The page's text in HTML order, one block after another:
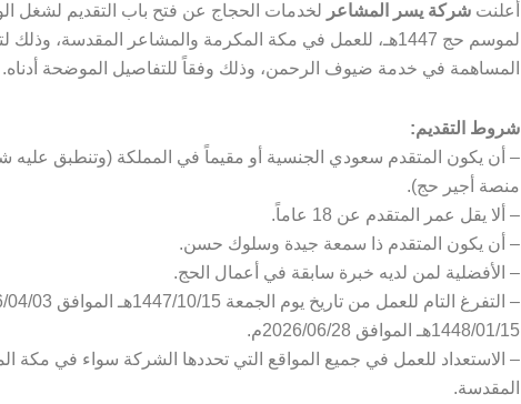
أعلنت شركة يسر المشاعر لخدمات الحجاج عن فتح باب التقديم لشغل
لموسم حج 1447هـ، للعمل في مكة المكرمة والمشاعر المقدسة،
المساهمة في خدمة ضيوف الرحمن، وذلك وفقاً للتفاصيل الموضحة أدناه.
شروط التقديم:
– أن يكون المتقدم سعودي الجنسية أو مقيماً في المملكة (وتنطبق
منصة أجير حج).
– ألا يقل عمر المتقدم عن 18 عاماً.
– أن يكون المتقدم ذا سمعة جيدة وسلوك حسن.
– الأفضلية لمن لديه خبرة سابقة في أعمال الحج.
1448/01/15هـ الموافق 2026/06/28م.
– الاستعداد للعمل في جميع المواقع التي تحددها الشركة سواء في مكة
المقدسة.